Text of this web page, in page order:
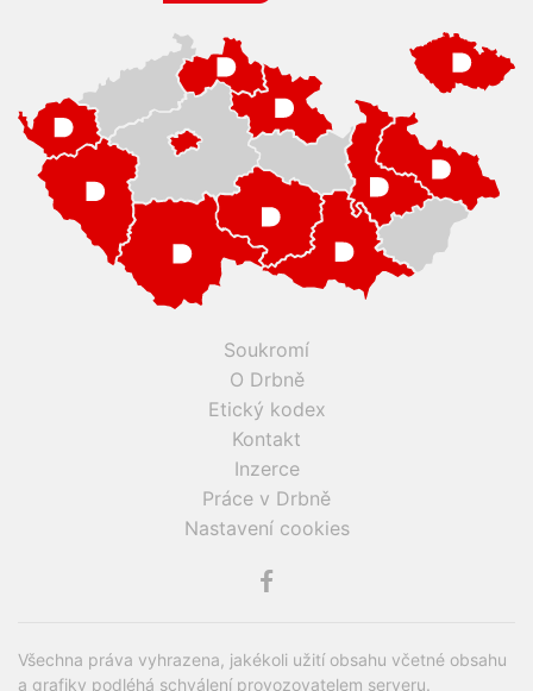
Soukromí
O Drbně
Etický kodex
Kontakt
Inzerce
Práce v Drbně
Nastavení cookies
Všechna práva vyhrazena, jakékoli užití obsahu včetné obsahu
a grafiky podléhá schválení provozovatelem serveru.